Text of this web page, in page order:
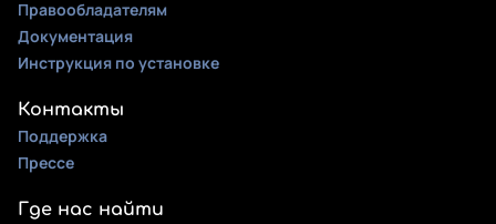
Правообладателям
Документация
Инструкция по установке
Контакты
Поддержка
Прессе
Где нас найти